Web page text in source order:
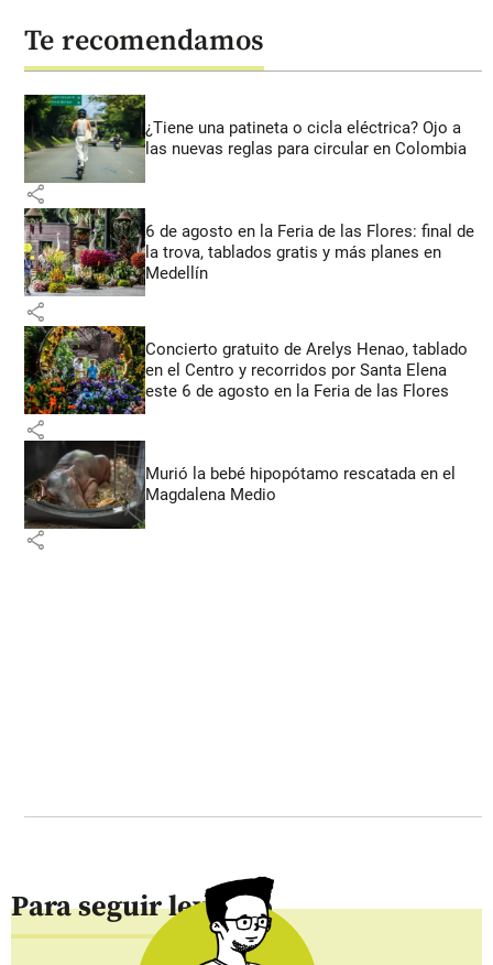
Te recomendamos
¿Tiene una patineta o cicla eléctrica? Ojo a
las nuevas reglas para circular en Colombia
share
6 de agosto en la Feria de las Flores: final de
la trova, tablados gratis y más planes en
Medellín
share
Concierto gratuito de Arelys Henao, tablado
en el Centro y recorridos por Santa Elena
este 6 de agosto en la Feria de las Flores
share
Murió la bebé hipopótamo rescatada en el
Magdalena Medio
share
Para seguir leyendo